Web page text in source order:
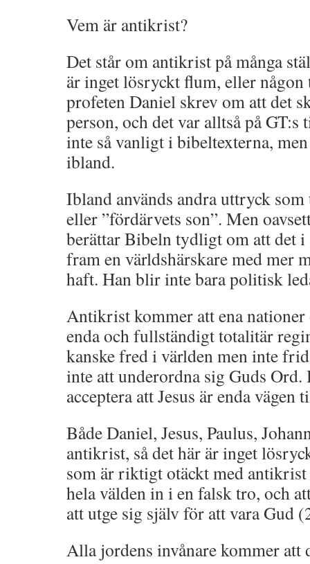
Vem är antikrist?
Det står om antikrist på många
är inget lösryckt flum, eller
profeten Daniel skrev om att det
person, och det var alltså på
inte så vanligt i bibeltexterna,
ibland.
Ibland används andra uttryck som
eller ”fördärvets son”. Men
berättar Bibeln tydligt om att det i
fram en världshärskare med mer
haft. Han blir inte bara politisk
Antikrist kommer att ena
enda och fullständigt totalitär
kanske fred i världen men inte
inte att underordna sig Guds
acceptera att Jesus är enda vägen
Både Daniel, Jesus, Paulus,
antikrist, så det här är inget
som är riktigt otäckt med
hela välden in i en falsk tro, och
att utge sig själv för att vara Gud
Alla jordens invånare kommer